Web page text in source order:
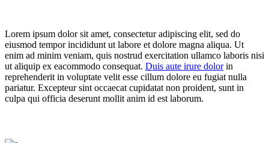
Lorem ipsum dolor sit amet, consectetur adipiscing elit, sed do
eiusmod tempor incididunt ut labore et dolore magna aliqua. Ut
enim ad minim veniam, quis nostrud exercitation ullamco laboris nisi
ut aliquip ex eacommodo consequat. Duis aute irure dolorin
reprehenderit in voluptate velit esse cillum dolore eu fugiat nulla
pariatur. Excepteur sint occaecat cupidatat non proident, sunt in
culpa qui officia deserunt mollit anim id est laborum.